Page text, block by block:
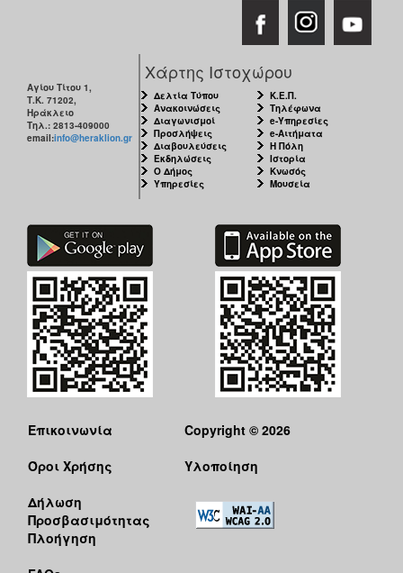
Αγίου Τίτου 1,
Τ.Κ. 71202,
Ηράκλειο
Τηλ.: 2813-409000
email:info@heraklion.gr
Χάρτης Ιστοχώρου
Δελτία Τύπου
Ανακοινώσεις
Διαγωνισμοί
Προσλήψεις
Διαβουλεύσεις
Εκδηλώσεις
Ο Δήμος
Υπηρεσίες
Κ.Ε.Π.
Τηλέφωνα
e-Υπηρεσίες
e-Αιτήματα
Η Πόλη
Ιστορία
Κνωσός
Μουσεία
Επικοινωνία
Όροι Χρήσης
Δήλωση
Προσβασιμότητας
Πλοήγηση
Copyright © 2026
Υλοποίηση